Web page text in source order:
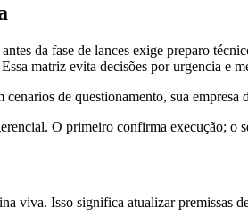
da fase de lances exige preparo
matriz evita decisões por urgencia e
de questionamento, sua
O primeiro confirma execução;
viva. Isso significa atualizar premissas